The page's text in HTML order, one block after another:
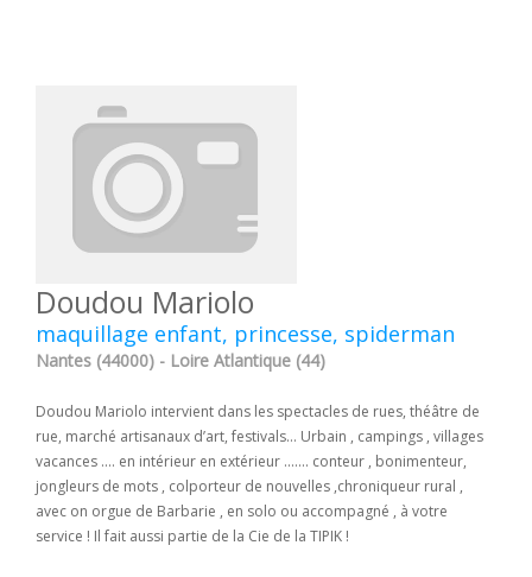
Doudou Mariolo
maquillage enfant, princesse, spiderman
Nantes (44000) - Loire Atlantique (44)
Doudou Mariolo intervient dans les spectacles de rues, théâtre de
rue, marché artisanaux d’art, festivals… Urbain , campings , villages
vacances .... en intérieur en extérieur ....... conteur , bonimenteur,
jongleurs de mots , colporteur de nouvelles ,chroniqueur rural ,
avec on orgue de Barbarie , en solo ou accompagné , à votre
service ! Il fait aussi partie de la Cie de la TIPIK !